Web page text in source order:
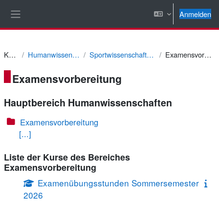
Anmelden
Kurse Humanwissenschaften Sportwissenschaft - Lehramt Examensvorbereitung
Examensvorbereitung
Hauptbereich Humanwissenschaften
Examensvorbereitung
[...]
Liste der Kurse des Bereiches
Examensvorbereitung
Examenübungsstunden Sommersemester
2026